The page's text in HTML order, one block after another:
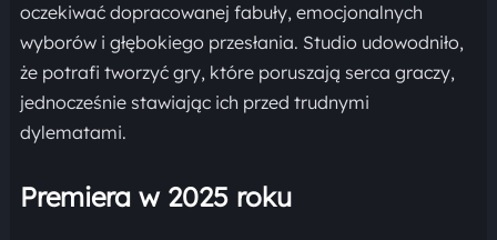
oczekiwać dopracowanej fabuły, emocjonalnych
wyborów i głębokiego przesłania. Studio udowodniło,
że potrafi tworzyć gry, które poruszają serca graczy,
jednocześnie stawiając ich przed trudnymi
dylematami.
Premiera w 2025 roku